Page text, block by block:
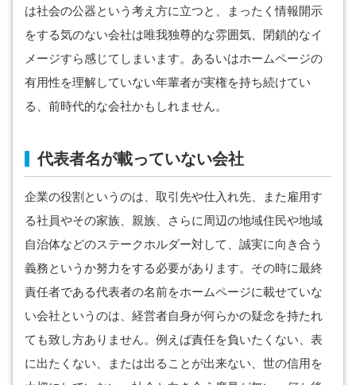
は社会の公器という考え方に立つと、まったく情報開示
をする気のない会社は唯我独尊的な雰囲気、閉鎖的なイ
メージすら感じてしまいます。あるいはホームページの
有用性を理解していない年輩者が実権を持ち続けてい
る、前時代的な会社かもしれません。
代表者名が載っていない会社
企業の役割というのは、取引先や仕入れ先、また雇用す
る社員やその家族、親族、さらに周辺の地域住民や地域
自治体などのステークホルダー対して、誠実に向き合う
義務というか努力をする必要があります。その時に最終
責任者である代表者の名前をホームページに載せていな
い会社というのは、経営者自身が何らかの疑念を持たれ
ても致し方ありません。例えば責任を負いたくない、表
に出たくない、または出ることが出来ない、世の信用を